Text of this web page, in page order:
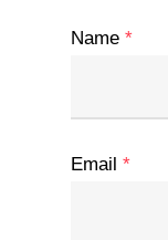
Name *
Email *